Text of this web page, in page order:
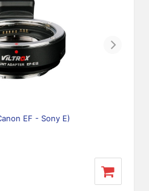
Next
EF - Sony E)